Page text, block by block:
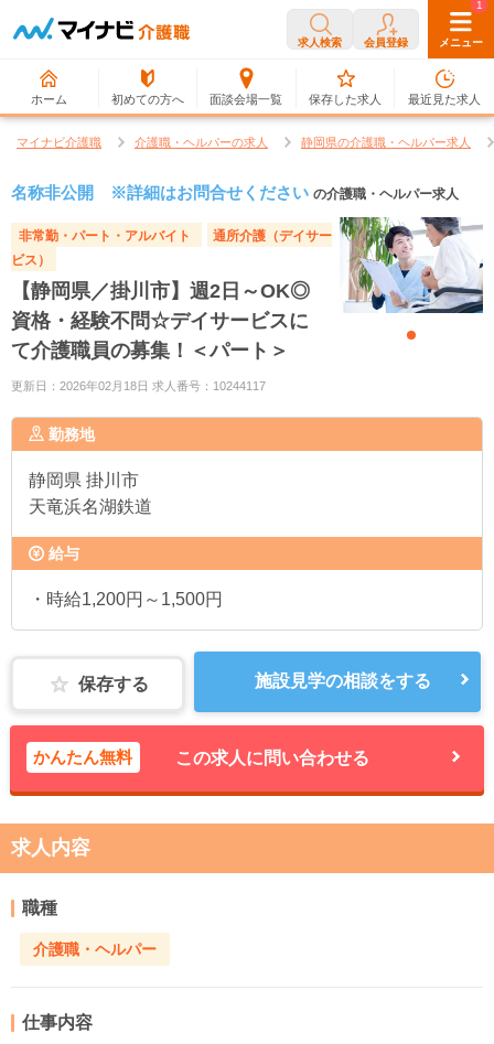
求人検索 会員登録 メニュー
ホーム 初めての方へ 面談会場一覧
0
保存した求人
1
最近見た求人
マイナビ介護職 介護職・ヘルパーの求人 静岡県の介護職・ヘルパー求人
名称非公開 ※詳細はお問合せください の介護職・ヘルパー求人
非常勤・パート・アルバイト
通所介護（デイサー
ビス）
【静岡県／掛川市】週2日～OK◎
資格・経験不問☆デイサービスに
て介護職員の募集！＜パート＞
更新日：2026年02月18日 求人番号：10244117
勤務地
静岡県 掛川市
天竜浜名湖鉄道
給与
・時給1,200円～1,500円
保存する 施設見学の相談をする
かんたん無料 この求人に問い合わせる
求人内容
職種
介護職・ヘルパー
仕事内容